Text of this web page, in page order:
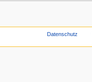
Datenschutz